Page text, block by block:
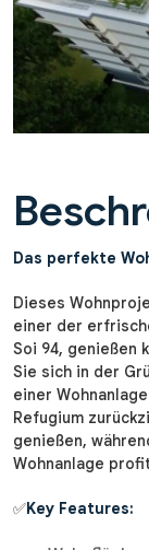
Das perfekte
Dieses
einer der
Soi 94, genießen
Sie sich in der
einer
Refugium
genießen,
Wohnanlage
✅Key Features: